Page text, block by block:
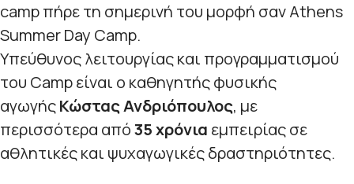
camp πήρε τη σημερινή του μορφή σαν Athens
Summer Day Camp.
Υπεύθυνος λειτουργίας και προγραμματισμού
του Camp είναι ο καθηγητής φυσικής
αγωγήςΚώστας Ανδριόπουλος, με
περισσότερα από35 χρόνια εμπειρίας σε
αθλητικές και ψυχαγωγικές δραστηριότητες.